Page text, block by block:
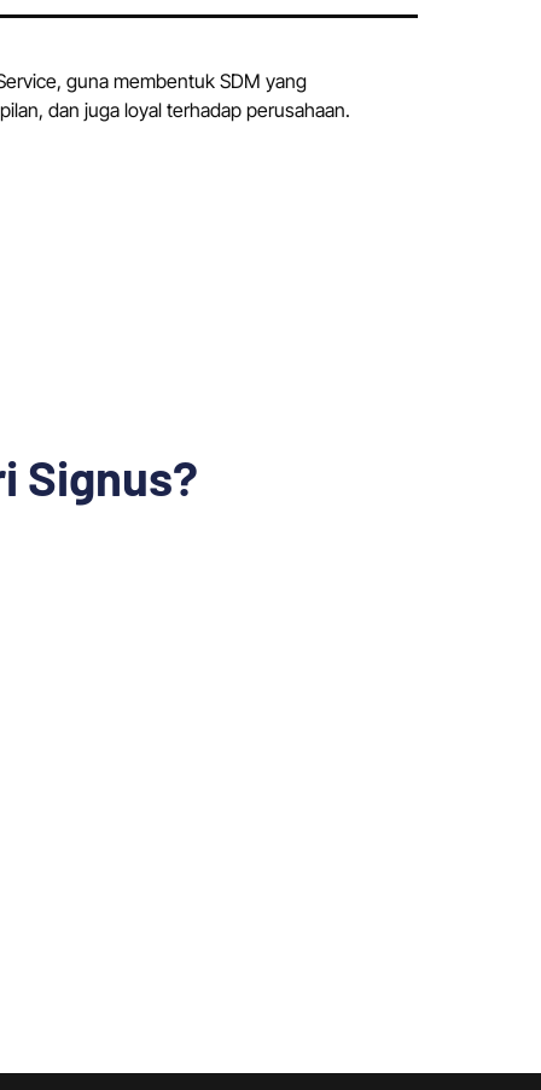
guna membentuk SDM yang
dan juga loyal terhadap perusahaan.
Signus?